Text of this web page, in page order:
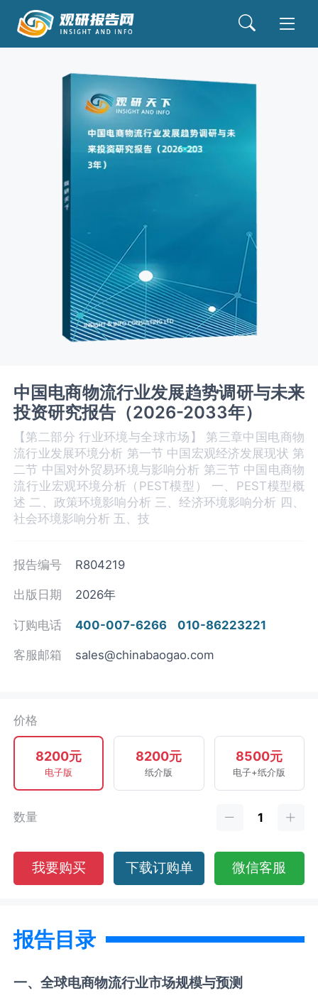
中国电商物流行业发展趋势调研与未来
投资研究报告（2026-2033年）
【第二部分 行业环境与全球市场】 第三章中国电商物
流‌‌‌行业发展环境分析 第一节 中国宏观经济发展现状 第
二节 中国对外贸易环境与影响分析 第三节 中国电商物
流‌‌‌行业宏观环境分析（PEST模型） 一、PEST模型概
述 二、政策环境影响分析 三、‌‌‌经济环境影响分析 四、
社会环境影响分析 五、技
报告编号 R804219
出版日期 2026年
订购电话 400-007-6266 010-86223221
客服邮箱 sales@chinabaogao.com
价格
8200元
电子版
8200元
纸介版
8500元
电子+纸介版
数量
我要购买 下载订购单 微信客服
报告目录
一、全球电商物流行业市场规模与预测